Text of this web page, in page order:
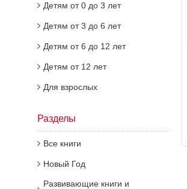
Детям от 0 до 3 лет
Детям от 3 до 6 лет
Детям от 6 до 12 лет
Детям от 12 лет
Для взрослых
Разделы
Все книги
Новый Год
Развивающие книги и